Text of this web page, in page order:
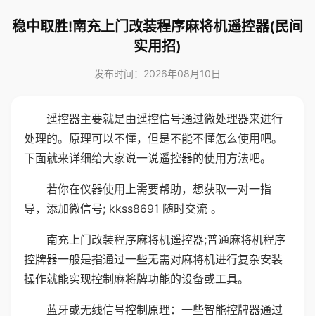
稳中取胜!南充上门改装程序麻将机遥控器(民间
实用招)
发布时间：2026年08月10日
遥控器主要就是由遥控信号通过微处理器来进行
处理的。原理可以不懂，但是不能不懂怎么使用吧。
下面就来详细给大家说一说遥控器的使用方法吧。
若你在仪器使用上需要帮助，想获取一对一指
导，添加微信号; kkss8691 随时交流 。
南充上门改装程序麻将机遥控器;普通麻将机程序
控牌器一般是指通过一些无需对麻将机进行复杂安装
操作就能实现控制麻将牌功能的设备或工具。
蓝牙或无线信号控制原理：一些智能控牌器通过